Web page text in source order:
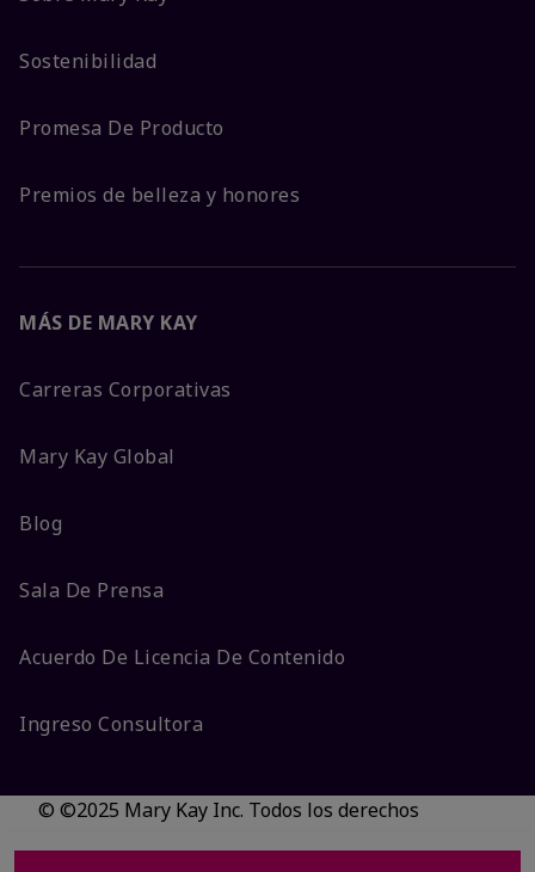
Sostenibilidad
Promesa De Producto
Premios de belleza y honores
MÁS DE MARY KAY
Carreras Corporativas
Mary Kay Global
Blog
Sala De Prensa
Acuerdo De Licencia De Contenido
Ingreso Consultora
© ©2025 Mary Kay Inc. Todos los derechos